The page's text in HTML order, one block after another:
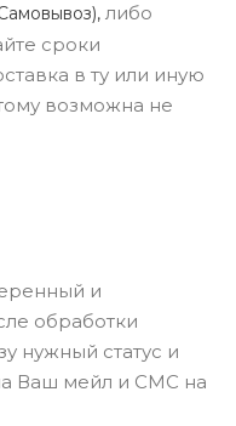
либо
сроки
в ту или иную
возможна не
и
обработки
нужный статус и
Ваш мейл и СМС на